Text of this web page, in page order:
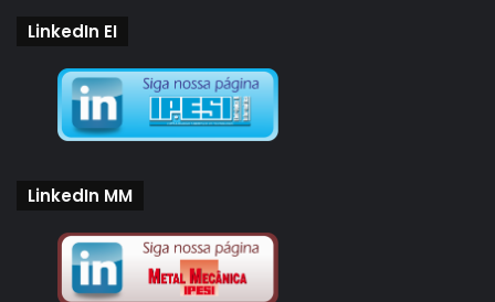
LinkedIn EI
LinkedIn MM